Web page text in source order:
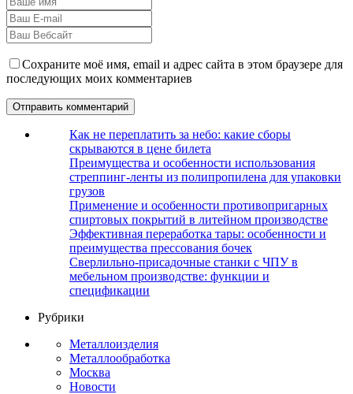
Сохраните моё имя, email и адрес сайта в этом браузере для
последующих моих комментариев
Как не переплатить за небо: какие сборы
скрываются в цене билета
Преимущества и особенности использования
стреппинг-ленты из полипропилена для упаковки
грузов
Применение и особенности противопригарных
спиртовых покрытий в литейном производстве
Эффективная переработка тары: особенности и
преимущества прессования бочек
Сверлильно-присадочные станки с ЧПУ в
мебельном производстве: функции и
спецификации
Рубрики
Металлоизделия
Металлообработка
Москва
Новости